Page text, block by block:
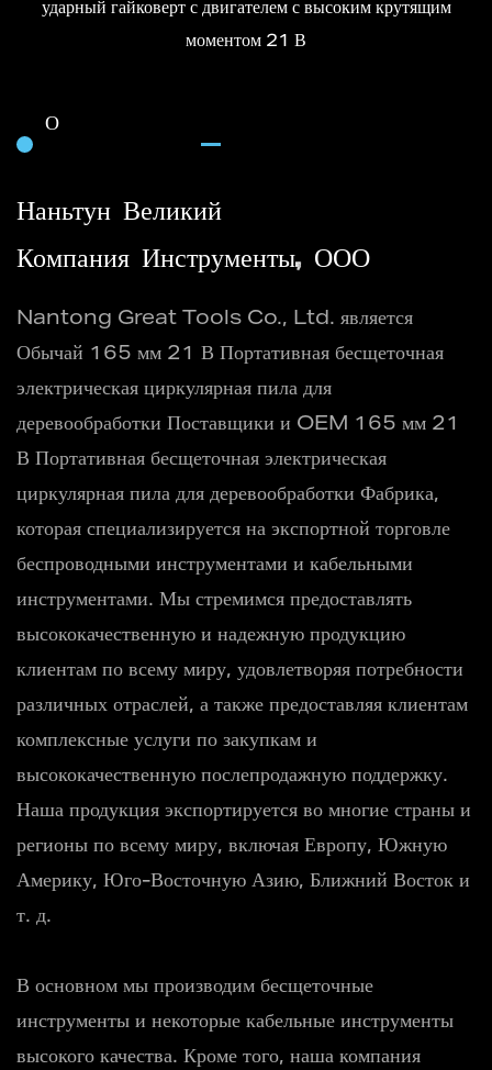
ударный гайковерт с двигателем с высоким крутящим
моментом 21 В
О
Наньтун Великий
Компания Инструменты, ООО
Nantong Great Tools Co., Ltd. является
Обычай 165 мм 21 В Портативная бесщеточная
электрическая циркулярная пила для
деревообработки Поставщики и OEM 165 мм 21
В Портативная бесщеточная электрическая
циркулярная пила для деревообработки Фабрика,
которая специализируется на экспортной торговле
беспроводными инструментами и кабельными
инструментами. Мы стремимся предоставлять
высококачественную и надежную продукцию
клиентам по всему миру, удовлетворяя потребности
различных отраслей, а также предоставляя клиентам
комплексные услуги по закупкам и
высококачественную послепродажную поддержку.
Наша продукция экспортируется во многие страны и
регионы по всему миру, включая Европу, Южную
Америку, Юго-Восточную Азию, Ближний Восток и
т. д.
В основном мы производим бесщеточные
инструменты и некоторые кабельные инструменты
высокого качества. Кроме того, наша компания